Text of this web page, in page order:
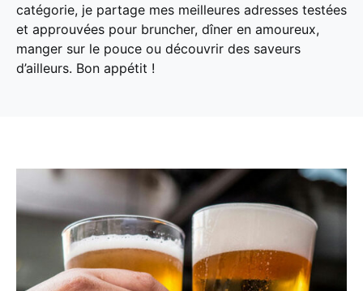
catégorie, je partage mes meilleures adresses testées
et approuvées pour bruncher, dîner en amoureux,
manger sur le pouce ou découvrir des saveurs
d’ailleurs. Bon appétit !